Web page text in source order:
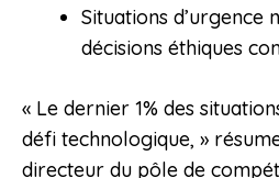
Situations d’urgence
décisions éthiques
« Le dernier 1% des
défi technologique, »
directeur du pôle de